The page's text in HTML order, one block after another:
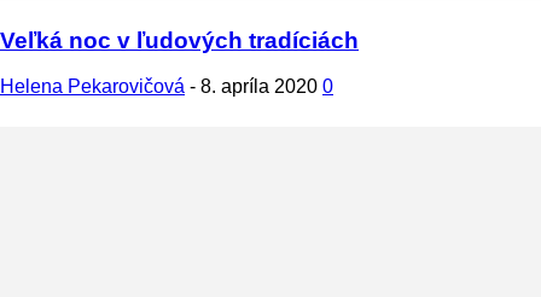
Veľká noc v ľudových tradíciách
Helena Pekarovičová - 8. apríla 2020 0